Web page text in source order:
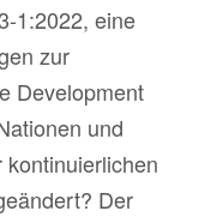
1:2022, eine
zur
Development
und
Der